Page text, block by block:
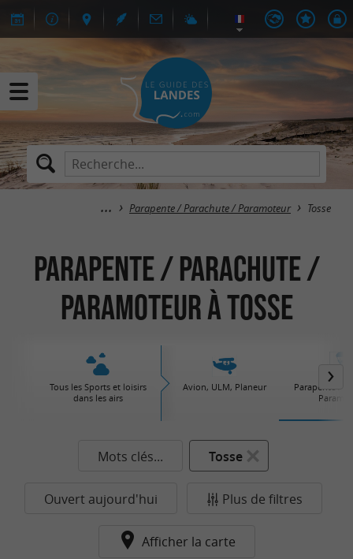
Parapente / Parachute / Paramoteur Tosse
Parapente / Parachute /
Paramoteur à Tosse
Tous les Sports et loisirs
dans les airs
Avion, ULM, Planeur
Parapente /
Mots clés... Tosse
Ouvert aujourd'hui Plus de filtres
Afficher la carte